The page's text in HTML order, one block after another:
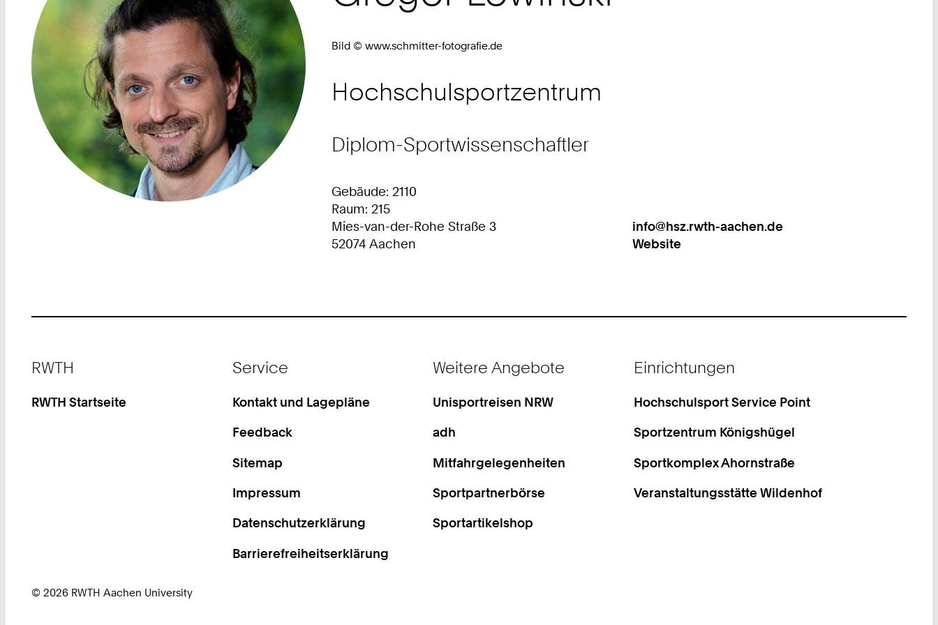
Bild © www.schmitter-fotografie.de
Hochschulsportzentrum
Diplom-Sportwissenschaftler
Gebäude: 2110
Raum: 215
Mies-van-der-Rohe Straße 3
52074 Aachen
Work
info@hsz.rwth-aachen.de
Website
RWTH
RWTH Startseite
Service
Kontakt und Lagepläne
Feedback
Sitemap
Impressum
Datenschutzerklärung
Barrierefreiheitserklärung
Weitere Angebote
Unisportreisen NRW
adh
Mitfahrgelegenheiten
Sportpartnerbörse
Sportartikelshop
Einrichtungen
Hochschulsport Service Point
Sportzentrum Königshügel
Sportkomplex Ahornstraße
Veranstaltungsstätte Wildenhof
© 2026 RWTH Aachen University